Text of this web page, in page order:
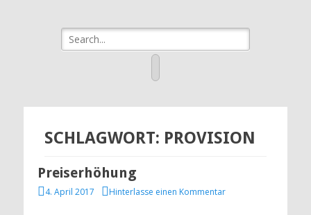
Suche
nach:
SCHLAGWORT: PROVISION
Preiserhöhung
Veröffentlicht
4. April 2017 Hinterlasse einen Kommentar